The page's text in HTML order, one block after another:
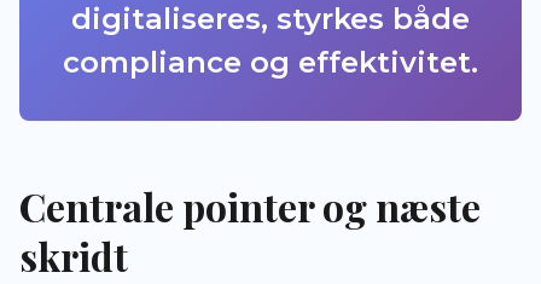
digitaliseres, styrkes både
compliance og effektivitet.
Centrale pointer og næste
skridt